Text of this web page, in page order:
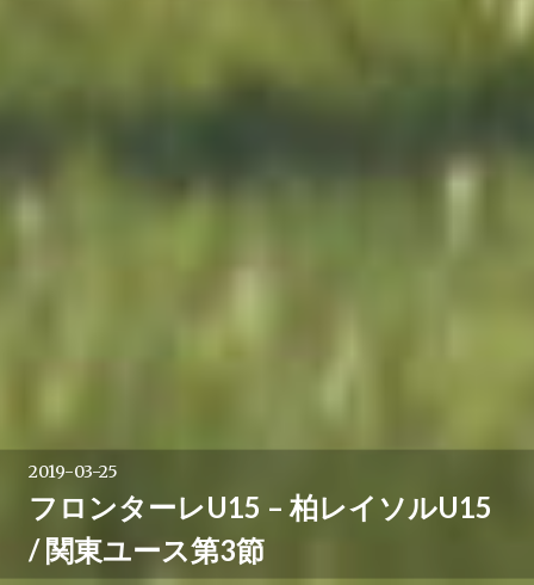
2019-03-25
フロンターレU15 – 柏レイソルU15
/ 関東ユース第3節